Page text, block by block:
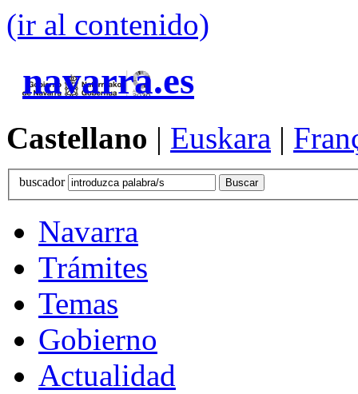
(ir al contenido)
navarra.es
Castellano | Euskara |
buscador
Navarra
Trámites
Temas
Gobierno
Actualidad